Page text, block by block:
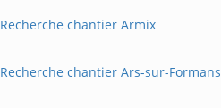
Recherche chantier Armix
Recherche chantier Ars-sur-Formans